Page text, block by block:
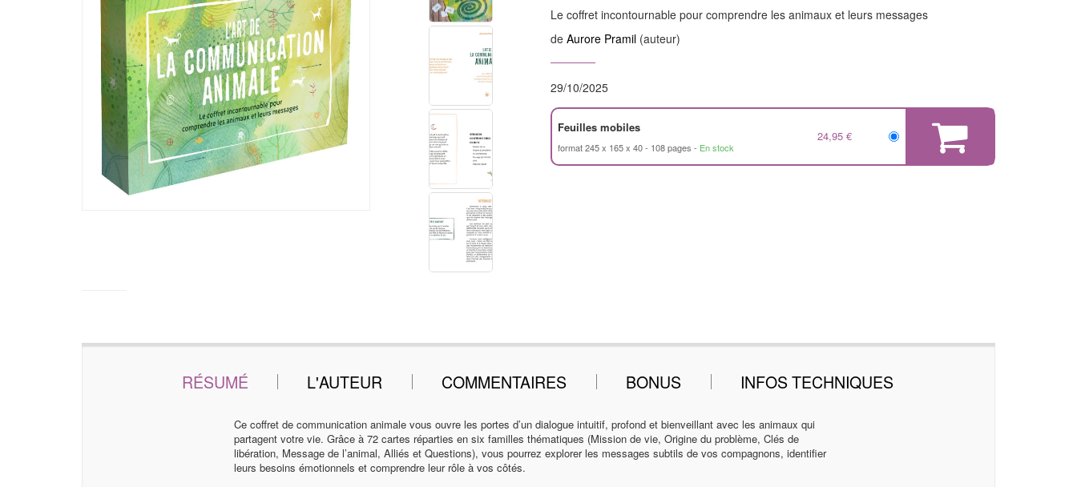
Le coffret incontournable pour comprendre les animaux et leurs messages
de Aurore Pramil (auteur)
29/10/2025
Feuilles mobiles
format 245 x 165 x 40 108 pages En stock
24,95 €
RÉSUMÉ L'AUTEUR COMMENTAIRES BONUS INFOS TECHNIQUES
Ce coffret de communication animale vous ouvre les portes d’un dialogue intuitif, profond et bienveillant avec les animaux qui
partagent votre vie. Grâce à 72 cartes réparties en six familles thématiques (Mission de vie, Origine du problème, Clés de
libération, Message de l’animal, Alliés et Questions), vous pourrez explorer les messages subtils de vos compagnons, identifier
leurs besoins émotionnels et comprendre leur rôle à vos côtés.